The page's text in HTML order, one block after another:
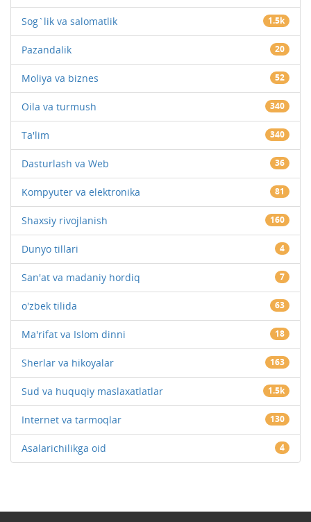
Sog`lik va salomatlik 1.5k
Pazandalik 20
Moliya va biznes 52
Oila va turmush 340
Ta'lim 340
Dasturlash va Web 36
Kompyuter va elektronika 81
Shaxsiy rivojlanish 160
Dunyo tillari 4
San'at va madaniy hordiq 7
o'zbek tilida 63
Ma'rifat va Islom dinni 18
Sherlar va hikoyalar 163
Sud va huquqiy maslaxatlatlar 1.5k
Internet va tarmoqlar 130
Asalarichilikga oid 4